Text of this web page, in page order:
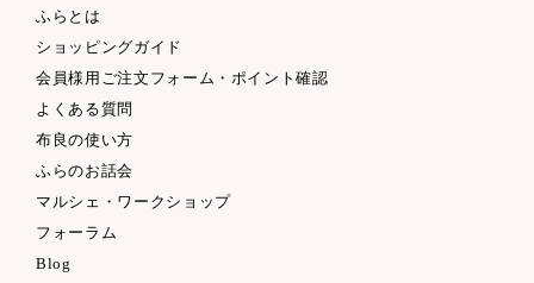
ふらとは
ショッピングガイド
会員様用ご注文フォーム・ポイント確認
よくある質問
布良の使い方
ふらのお話会
マルシェ・ワークショップ
フォーラム
Blog